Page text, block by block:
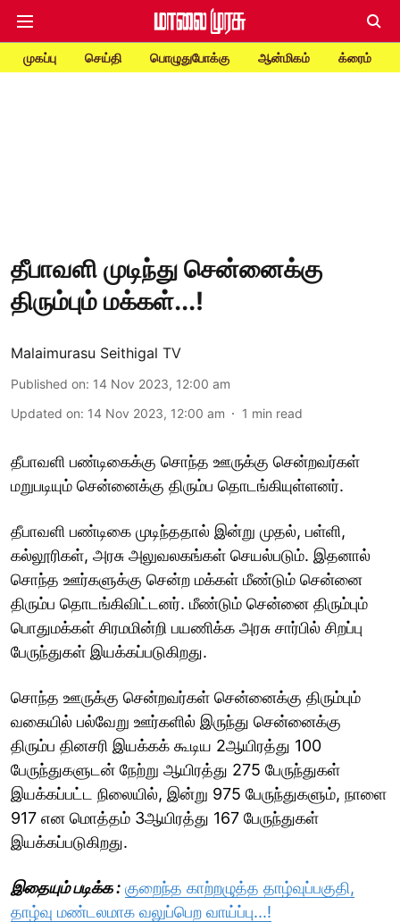
முகப்பு செய்தி பொழுதுபோக்கு ஆன்மிகம் க்ரைம்
தீபாவளி முடிந்து சென்னைக்கு
திரும்பும் மக்கள்...!
Malaimurasu Seithigal TV
Published on: 14 Nov 2023, 12:00 am
Updated on: 14 Nov 2023, 12:00 am 1 min read
தீபாவளி பண்டிகைக்கு சொந்த ஊருக்கு சென்றவர்கள்
மறுபடியும் சென்னைக்கு திரும்ப தொடங்கியுள்ளனர்.
தீபாவளி பண்டிகை முடிந்ததால் இன்று முதல், பள்ளி,
கல்லூரிகள், அரசு அலுவலகங்கள் செயல்படும். இதனால்
சொந்த ஊர்களுக்கு சென்ற மக்கள் மீண்டும் சென்னை
திரும்ப தொடங்கிவிட்டனர். மீண்டும் சென்னை திரும்பும்
பொதுமக்கள் சிரமமின்றி பயணிக்க அரசு சார்பில் சிறப்பு
பேருந்துகள் இயக்கப்படுகிறது.
சொந்த ஊருக்கு சென்றவர்கள் சென்னைக்கு திரும்பும்
வகையில் பல்வேறு ஊர்களில் இருந்து சென்னைக்கு
திரும்ப தினசரி இயக்கக் கூடிய 2ஆயிரத்து 100
பேருந்துகளுடன் நேற்று ஆயிரத்து 275 பேருந்துகள்
இயக்கப்பட்ட நிலையில், இன்று 975 பேருந்துகளும், நாளை
917 என மொத்தம் 3ஆயிரத்து 167 பேருந்துகள்
இயக்கப்படுகிறது.
இதையும் படிக்க : குறைந்த காற்றழுத்த தாழ்வுப்பகுதி,
தாழ்வு மண்டலமாக வலுப்பெற வாய்ப்பு...!